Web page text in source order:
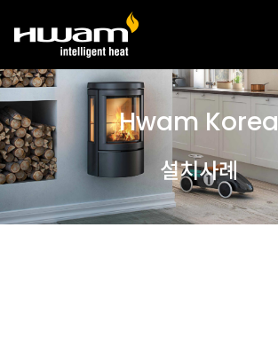
Hwam Korea
설치사례